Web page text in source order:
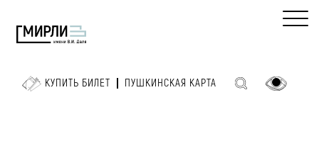
КУПИТЬ БИЛЕТ ПУШКИНСКАЯ КАРТА